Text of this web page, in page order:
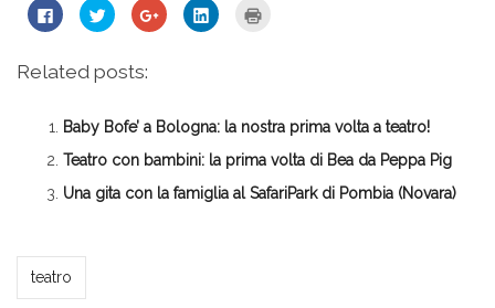
Fai
clic
su
Facebook
in
una
finestra)
Fai
clic
condividere
su
apre
in
nuova
finestra)
Fai
clic
apre
in
nuova
finestra)
Fai
clic
apre
in
nuova
finestra)
una
nuova
Related posts:
Baby Bofe’ a Bologna: la nostra prima volta a teatro!
Teatro con bambini: la prima volta di Bea da Peppa Pig
Una gita con la famiglia al SafariPark di Pombia (Novara)
*Jessica*
teatro